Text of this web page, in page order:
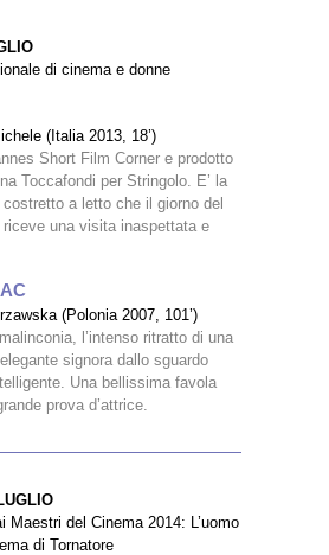
di cinema e donne
(Italia 2013, 18’)
Short Film Corner e prodotto
Toccafondi per Stringolo. E’ la
a letto che il giorno del
una visita inaspettata e
(Polonia 2007, 101’)
l’intenso ritratto di una
signora dallo sguardo
Una bellissima favola
prova d’attrice.
Maestri del Cinema 2014: L’uomo
di Tornatore